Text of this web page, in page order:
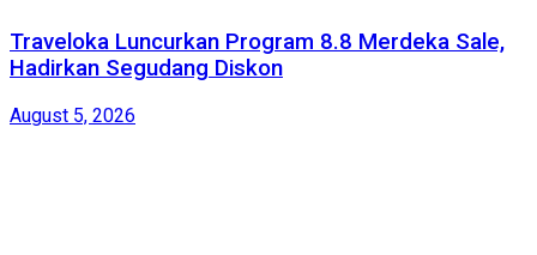
Traveloka Luncurkan Program 8.8 Merdeka Sale,
Hadirkan Segudang Diskon
August 5, 2026